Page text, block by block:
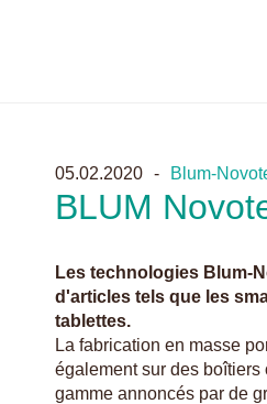
05.02.2020 Blum-
BLUM
Les technologies Blum-
d'articles tels que les
tablettes.
La fabrication en masse
également sur des
gamme annoncés par de